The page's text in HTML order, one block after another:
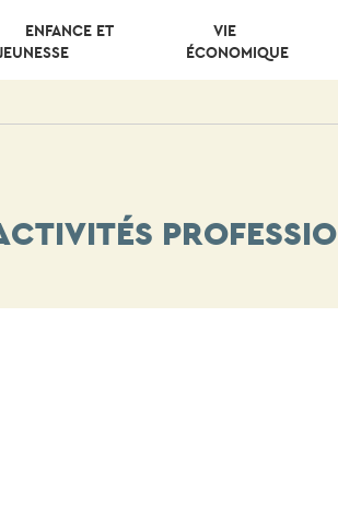
ENFANCE ET
VIE
ÉCONOMIQUE